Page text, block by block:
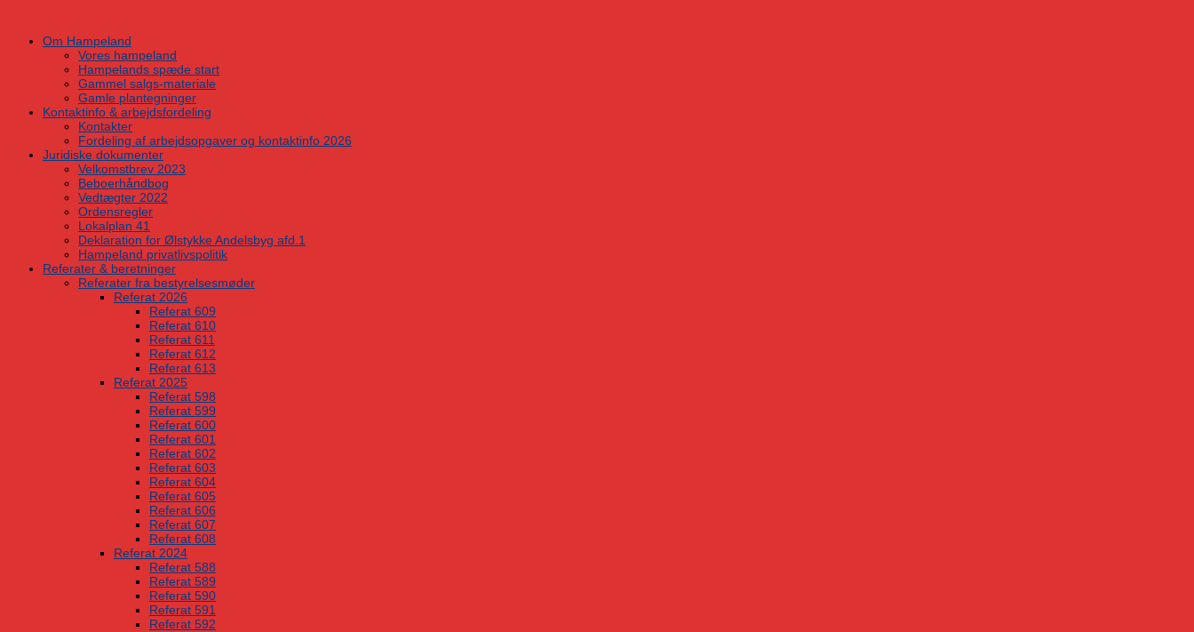
contentOm Hampeland
Vores hampeland
Hampelands spæde start
Gammel salgs-materiale
Gamle plantegninger
Kontaktinfo & arbejdsfordeling
Kontakter
Fordeling af arbejdsopgaver og kontaktinfo 2026
Juridiske dokumenter
Velkomstbrev 2023
Beboerhåndbog
Vedtægter 2022
Ordensregler
Lokalplan 41
Deklaration for Ølstykke Andelsbyg afd.1
Hampeland privatlivspolitik
Referater & beretninger
Referater fra bestyrelsesmøder
Referat 2026
Referat 609
Referat 610
Referat 611
Referat 612
Referat 613
Referat 2025
Referat 598
Referat 599
Referat 600
Referat 601
Referat 602
Referat 603
Referat 604
Referat 605
Referat 606
Referat 607
Referat 608
Referat 2024
Referat 588
Referat 589
Referat 590
Referat 591
Referat 592